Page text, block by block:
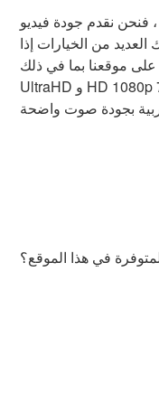
نقدم جودة فيديو
من الخيارات إذا
على موقعنا بما في ذلك
UltraHD و HD 1080p و 720p و 420p و Mp4. نكمل كل شيء
في هذا الموقع؟